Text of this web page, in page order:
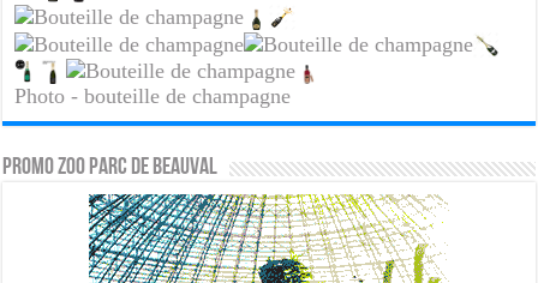
Photo - bouteille de champagne
PROMO ZOO PARC DE BEAUVAL